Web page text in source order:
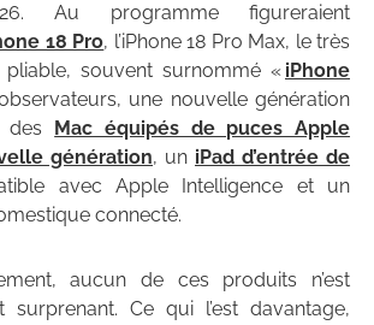
Au programme figureraient
18 Pro, l’iPhone 18 Pro Max, le très
pliable, souvent surnommé « iPhone
une nouvelle génération
des Mac équipés de puces Apple
génération, un iPad d’entrée de
avec Apple Intelligence et un
connecté.
aucun de ces produits n’est
surprenant. Ce qui l’est davantage,